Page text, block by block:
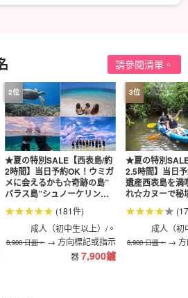
請參閱清單。
★夏の特別SALE【西表島/約
2時間】当日予約OK！ウミガ
メに会えるかも☆奇跡の島”
バラス島”シュノーケリング
ツアー★写真無料＆送迎付き
（No.122） (181件)
成人（初中生以上）/。
8,900 日圓。 → 方向標記或指示
器7,900鑢
★夏の特別
2.5時間】当日
遺産西表島を満
れ☆カヌーで秘
ブクルーズ★写
付き（No.6）
成人（初
8,900 日圓。 → 方